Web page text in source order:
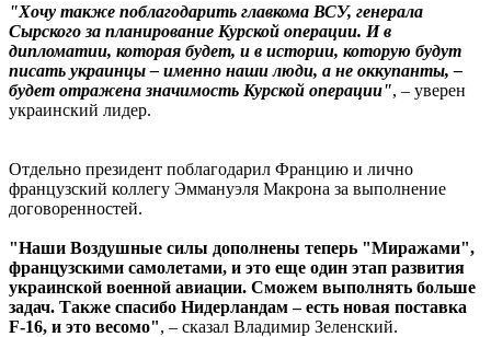
"Хочу также поблагодарить главкома ВСУ, генерала
Сырского за планирование Курской операции. И в
дипломатии, которая будет, и в истории, которую будут
писать украинцы – именно наши люди, а не оккупанты, –
будет отражена значимость Курской операции", – уверен
украинский лидер.
Отдельно президент поблагодарил Францию и лично
французский коллегу Эммануэля Макрона за выполнение
договоренностей.
"Наши Воздушные силы дополнены теперь "Миражами",
французскими самолетами, и это еще один этап развития
украинской военной авиации. Сможем выполнять больше
задач. Также спасибо Нидерландам – есть новая поставка
F-16, и это весомо", – сказал Владимир Зеленский.